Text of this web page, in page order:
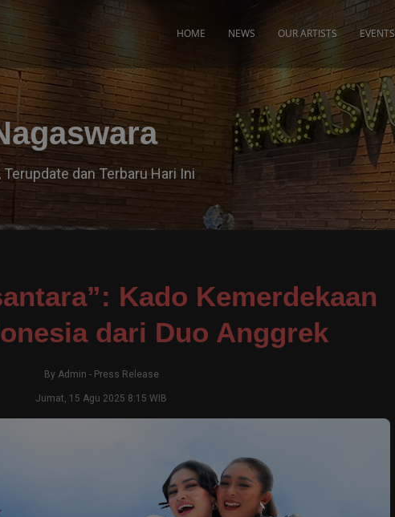
HOME NEWS OUR ARTISTS EVENTS
dan Terbaru Hari Ini
Kado Kemerdekaan
dari Duo Anggrek
By Admin - Press Release
Jumat, 15 Agu 2025 8:15 WIB
modal-check